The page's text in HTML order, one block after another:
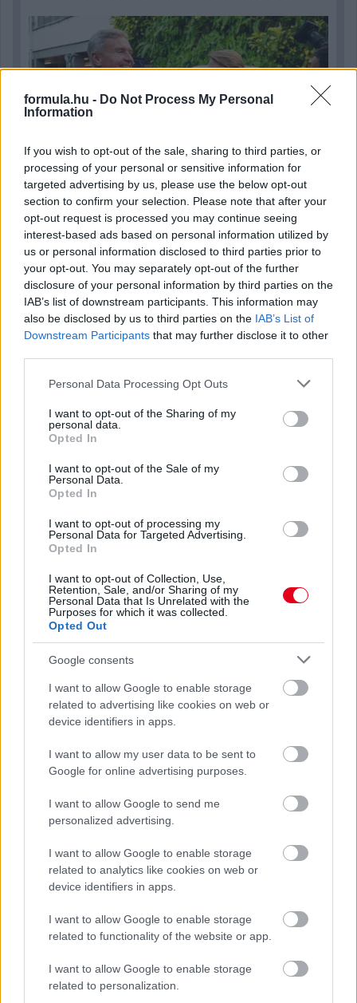
formula.hu - Do Not Process My Personal
Information
If you wish to opt-out of the sale, sharing to third parties, or
processing of your personal or sensitive information for
targeted advertising by us, please use the below opt-out
section to confirm your selection. Please note that after your
opt-out request is processed you may continue seeing
interest-based ads based on personal information utilized by
us or personal information disclosed to third parties prior to
your opt-out. You may separately opt-out of the further
disclosure of your personal information by third parties on the
IAB’s list of downstream participants. This information may
also be disclosed by us to third parties on the IAB’s List of
Downstream Participants that may further disclose it to other
Please note that this website/app uses one or more Google
not limited to your visit or usage behaviour. You may click to
grant or deny consent to Google and its third-party tags to
use your data for below specified purposes in below Google
consent section.
Personal Data Processing Opt Outs
I want to opt-out of the Sharing of my
personal data.
Opted In
I want to opt-out of the Sale of my
Personal Data.
Opted In
I want to opt-out of processing my
Personal Data for Targeted Advertising.
Opted In
I want to opt-out of Collection, Use,
Retention, Sale, and/or Sharing of my
Personal Data that Is Unrelated with the
Purposes for which it was collected.
Opted Out
Google consents
I want to allow Google to enable storage
related to advertising like cookies on web or
device identifiers in apps.
I want to allow my user data to be sent to
Google for online advertising purposes.
I want to allow Google to send me
personalized advertising.
I want to allow Google to enable storage
related to analytics like cookies on web or
device identifiers in apps.
I want to allow Google to enable storage
related to functionality of the website or app.
I want to allow Google to enable storage
related to personalization.
1 napja
Megvan, mikor kezdődik az F1-es Bahreini Nagydíj
Malajziában
Ilyen lehet a jövő F1-es szabályrendszere Domenicali
szerint
1 napja
Újabb korábbi F2-es bajnok folytatja a Formula-E-ben